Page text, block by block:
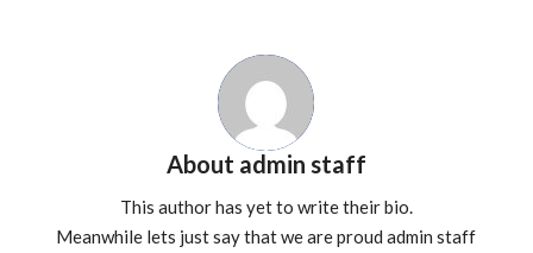
About admin staff
This author has yet to write their bio.
Meanwhile lets just say that we are proudadmin staff